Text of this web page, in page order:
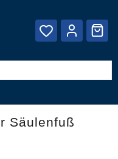
Säulenfuß